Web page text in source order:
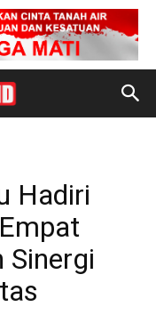
Hadiri
Sinergi